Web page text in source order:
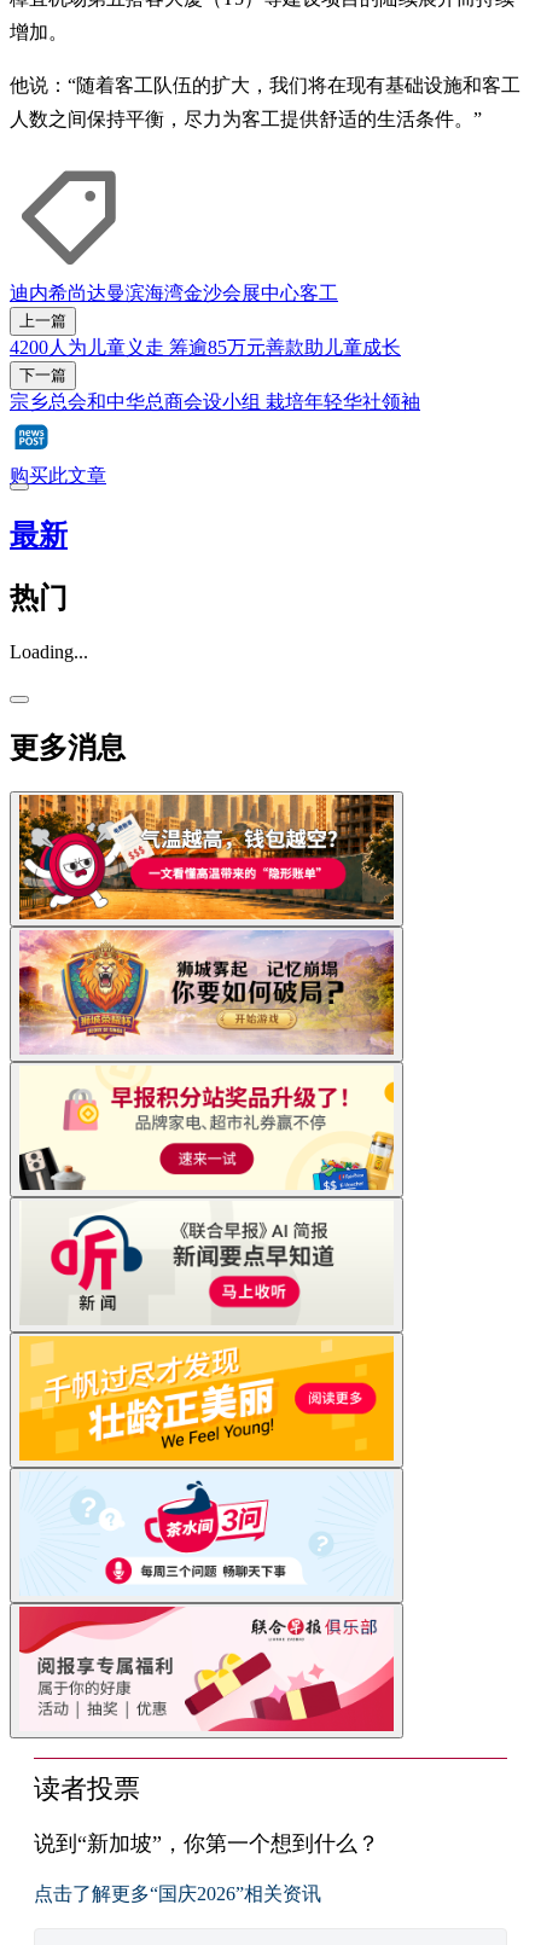
增加。
他说：“随着客工队伍的扩大，我们将在现有基础设施和客工
人数之间保持平衡，尽力为客工提供舒适的生活条件。”
迪内希尚达曼滨海湾金沙会展中心客工
上一篇
4200人为儿童义走 筹逾85万元善款助儿童成长
下一篇
宗乡总会和中华总商会设小组 栽培年轻华社领袖
购买此文章
最新
热门
Loading...
更多消息